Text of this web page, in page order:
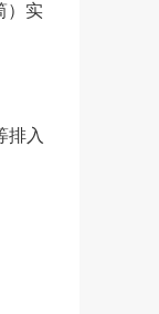
）实
排入